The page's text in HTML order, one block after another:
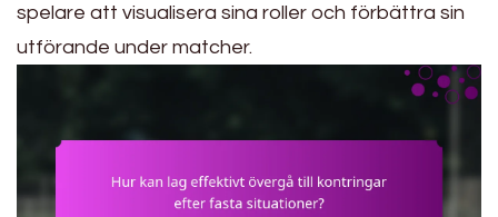
spelare att visualisera sina roller och förbättra sin
utförande under matcher.